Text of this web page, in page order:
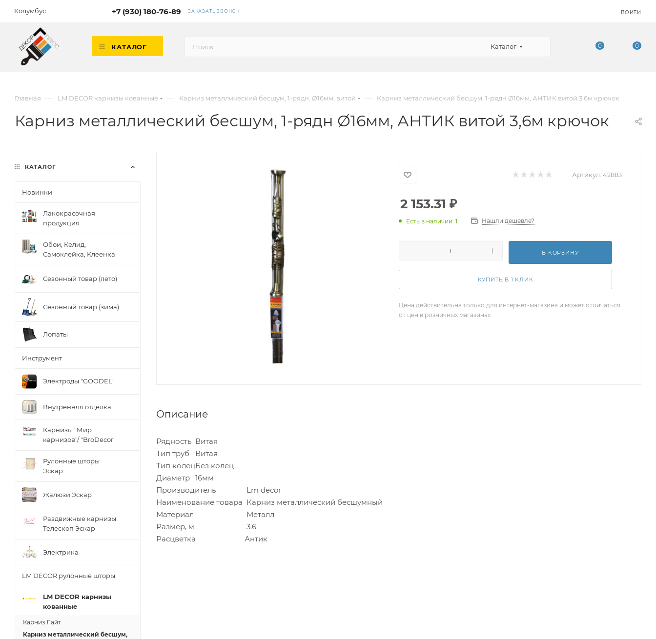
Колумбус +7 (930) 180-76-89 ЗАКАЗАТЬ ЗВОНОК ВОЙТИ
КАТАЛОГ Каталог 0 0
Главная — LM DECOR карнизы кованные — Карниз металлический бесшум, 1-рядн. Ø16мм, витой — Карниз металлический бесшум, 1-рядн Ø16мм, АНТИК витой 3,6м крючок
Карниз металлический бесшум, 1-рядн Ø16мм, АНТИК витой 3,6м крючок
Артикул: 42883
2 153.31 ₽
Есть в наличии: 1 Нашли дешевле?
В КОРЗИНУ
КУПИТЬ В 1 КЛИК
Цена действительна только для интернет-магазина и может отличаться
от цен в розничных магазинах
Описание
Рядность Витая
Тип труб
Витая
Тип колецБез колец
Диаметр 16мм
Производитель
Lm decor
Наименование товара Карниз металлический бесшумный
Материал
Металл
Размер, м
3.6
Расцветка
Антик
КАТАЛОГ
Новинки
Лакокрасочная
продукция
Обои, Келид,
Самоклейка, Клеенка
Сезонный товар (лето)
Сезонный товар (зима)
Лопаты
Инструмент
Электроды "GOODEL"
Внутренняя отделка
Карнизы "Мир
карнизов"/ "BroDecor"
Рулонные шторы
Эскар
Жалюзи Эскар
Раздвижные карнизы
Телескоп Эскар
Электрика
LM DECOR рулонные шторы
LM DECOR карнизы
кованные
Карниз Лайт
Карниз металлический бесшум,